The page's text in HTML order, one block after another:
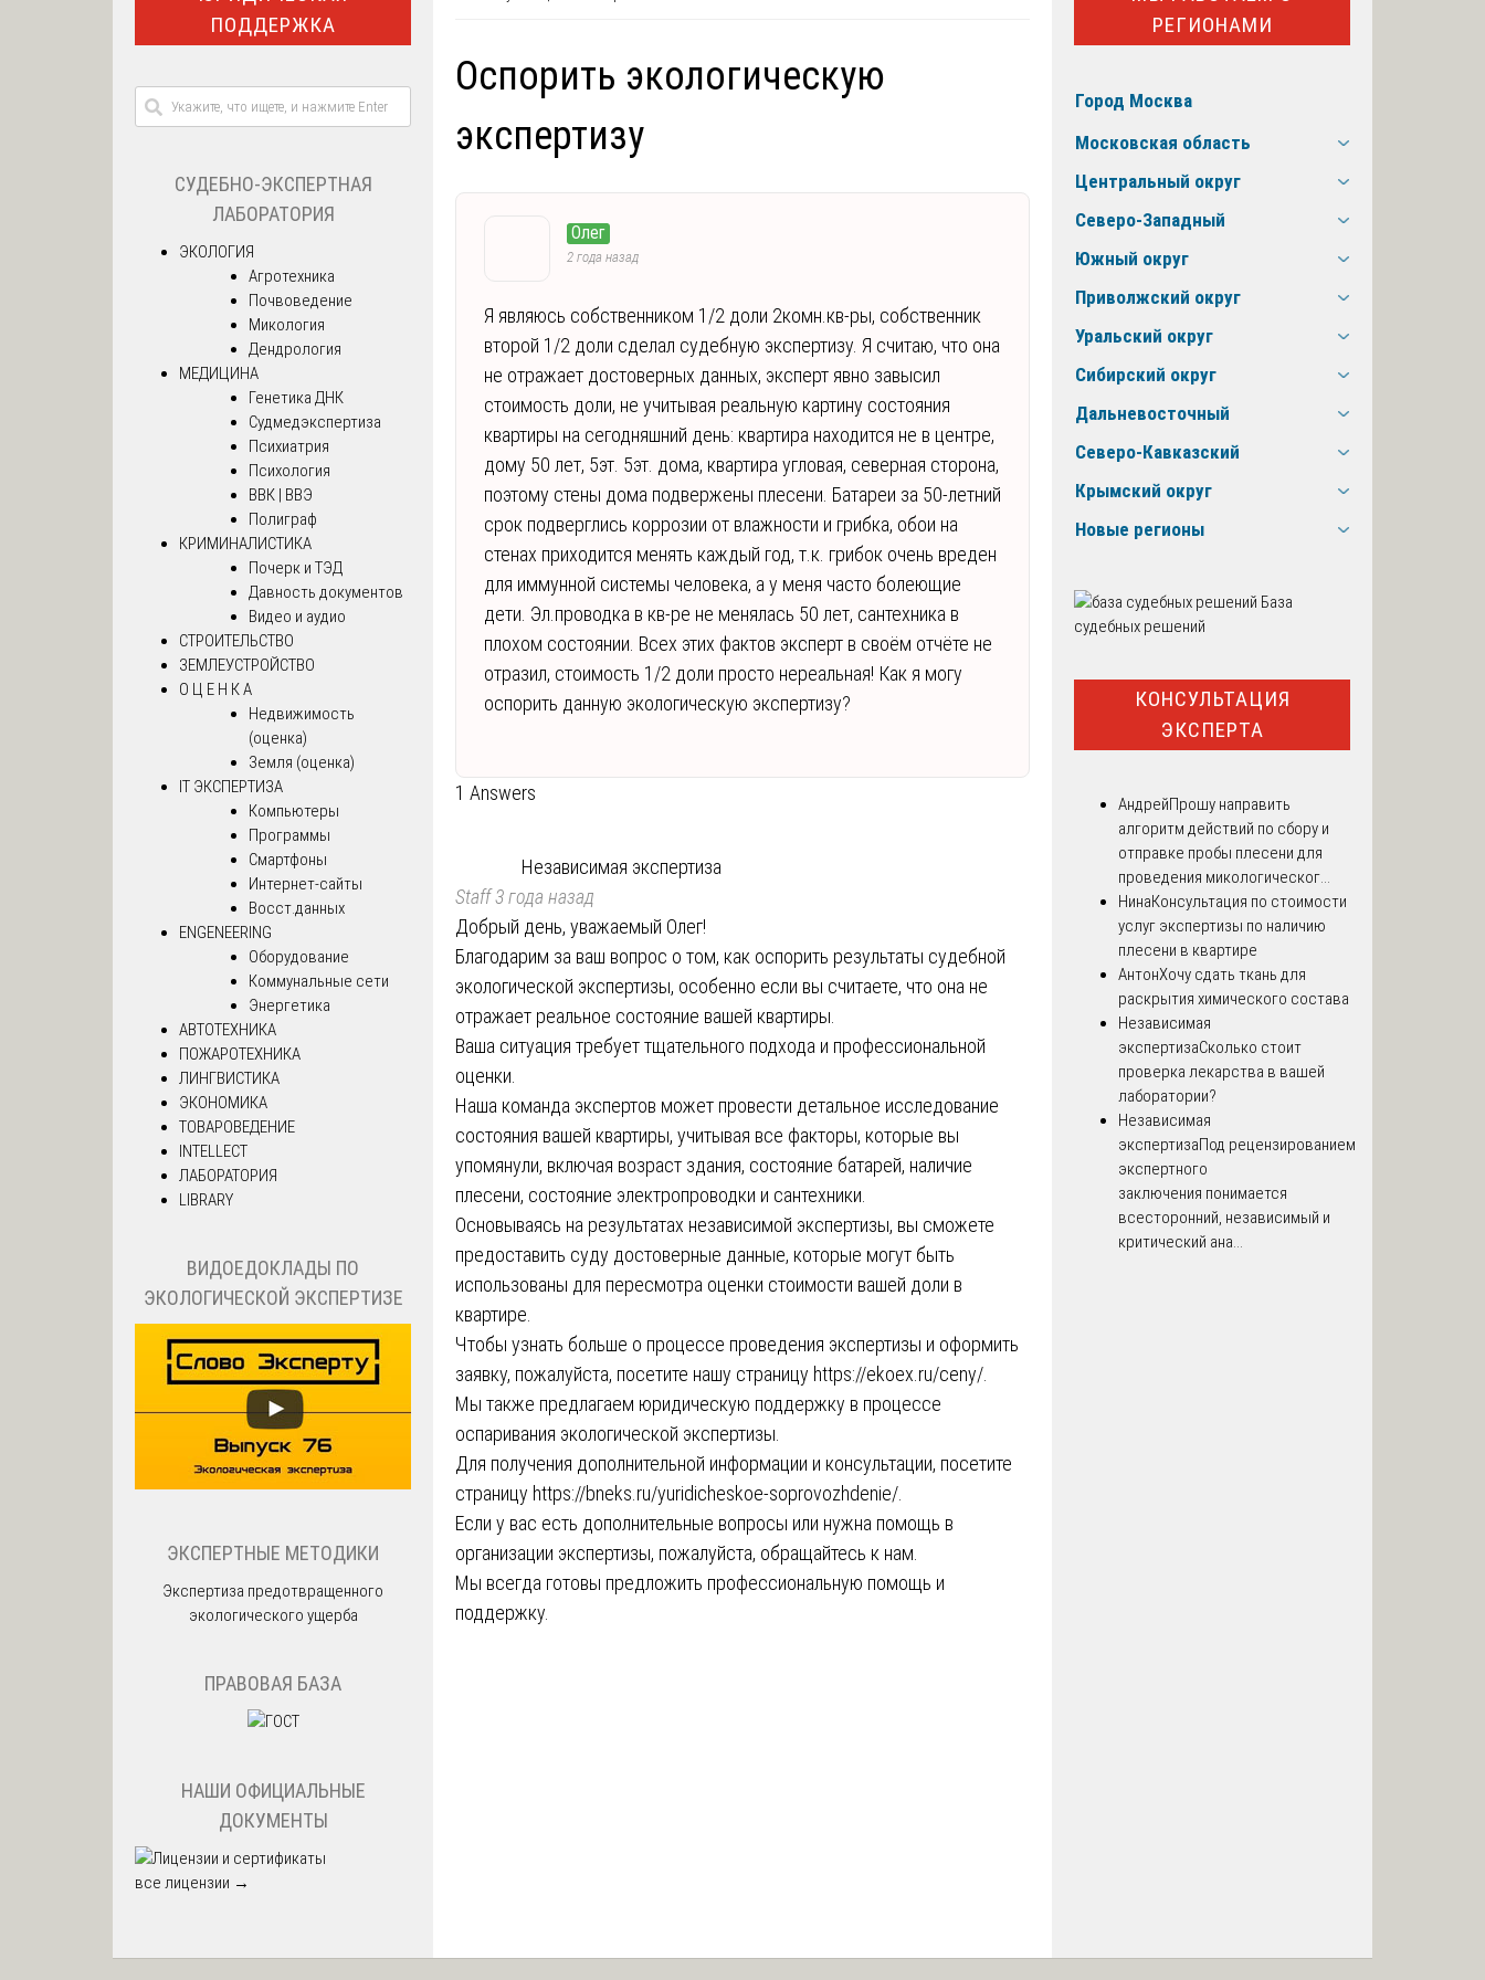
Оспорить экологическую
экспертизу
Олег
2 года назад
Я являюсь собственником 1/2 доли 2комн.кв-ры, собственник
второй 1/2 доли сделал судебную экспертизу. Я считаю, что она
не отражает достоверных данных, эксперт явно завысил
стоимость доли, не учитывая реальную картину состояния
квартиры на сегодняшний день: квартира находится не в центре,
дому 50 лет, 5эт. 5эт. дома, квартира угловая, северная сторона,
поэтому стены дома подвержены плесени. Батареи за 50-летний
срок подверглись коррозии от влажности и грибка, обои на
стенах приходится менять каждый год, т.к. грибок очень вреден
для иммунной системы человека, а у меня часто болеющие
дети. Эл.проводка в кв-ре не менялась 50 лет, сантехника в
плохом состоянии. Всех этих фактов эксперт в своём отчёте не
отразил, стоимость 1/2 доли просто нереальная! Как я могу
оспорить данную экологическую экспертизу?
1 Answers
Независимая экспертиза
Staff3 года назад
Добрый день, уважаемый Олег!
Благодарим за ваш вопрос о том, как оспорить результаты судебной
экологической экспертизы, особенно если вы считаете, что она не
отражает реальное состояние вашей квартиры.
Ваша ситуация требует тщательного подхода и профессиональной
оценки.
Наша команда экспертов может провести детальное исследование
состояния вашей квартиры, учитывая все факторы, которые вы
упомянули, включая возраст здания, состояние батарей, наличие
плесени, состояние электропроводки и сантехники.
Основываясь на результатах независимой экспертизы, вы сможете
предоставить суду достоверные данные, которые могут быть
использованы для пересмотра оценки стоимости вашей доли в
квартире.
Чтобы узнать больше о процессе проведения экспертизы и оформить
заявку, пожалуйста, посетите нашу страницу https://ekoex.ru/ceny/
Мы также предлагаем юридическую поддержку в процессе
оспаривания экологической экспертизы.
Для получения дополнительной информации и консультации, посетите
страницу https://bneks.ru/yuridicheskoe-soprovozhdenie/
Если у вас есть дополнительные вопросы или нужна помощь в
организации экспертизы, пожалуйста, обращайтесь к нам.
Мы всегда готовы предложить профессиональную помощь и
поддержку.
ПОДДЕРЖКА
СУДЕБНО-ЭКСПЕРТНАЯ
ЛАБОРАТОРИЯ
ЭКОЛОГИЯ
Агротехника
Почвоведение
Микология
Дендрология
МЕДИЦИНА
Генетика ДНК
Судмедэкспертиза
Психиатрия
Психология
ВВК | ВВЭ
Полиграф
КРИМИНАЛИСТИКА
Почерк и ТЭД
Давность документов
Видео и аудио
СТРОИТЕЛЬСТВО
ЗЕМЛЕУСТРОЙСТВО
О Ц Е Н К А
Недвижимость
(оценка)
Земля (оценка)
IT ЭКСПЕРТИЗА
Компьютеры
Программы
Смартфоны
Интернет-сайты
Восст.данных
ENGENEERING
Оборудование
Коммунальные сети
Энергетика
АВТОТЕХНИКА
ПОЖАРОТЕХНИКА
ЛИНГВИСТИКА
ЭКОНОМИКА
ТОВАРОВЕДЕНИЕ
INTELLECT
ЛАБОРАТОРИЯ
LIBRARY
ВИДОЕДОКЛАДЫ ПО
ЭКОЛОГИЧЕСКОЙ ЭКСПЕРТИЗЕ
ЭКСПЕРТНЫЕ МЕТОДИКИ
Экспертиза предотвращенного
экологического ущерба
ПРАВОВАЯ БАЗА
НАШИ ОФИЦИАЛЬНЫЕ
ДОКУМЕНТЫ
все лицензии →
РЕГИОНАМИ
Город Москва
Московская область
Центральный округ
Северо-Западный
Южный округ
Приволжский округ
Уральский округ
Сибирский округ
Дальневосточный
Северо-Кавказский
Крымский округ
Новые регионы
База
судебных решений
КОНСУЛЬТАЦИЯ
ЭКСПЕРТА
АндрейПрошу направить
алгоритм действий по сбору и
отправке пробы плесени для
проведения микологическог...
НинаКонсультация по стоимости
услуг экспертизы по наличию
плесени в квартире
АнтонХочу сдать ткань для
раскрытия химического состава
Независимая
экспертизаСколько стоит
проверка лекарства в вашей
лаборатории?
Независимая
экспертизаПод рецензированием
экспертного
заключения понимается
всесторонний, независимый и
критический ана...